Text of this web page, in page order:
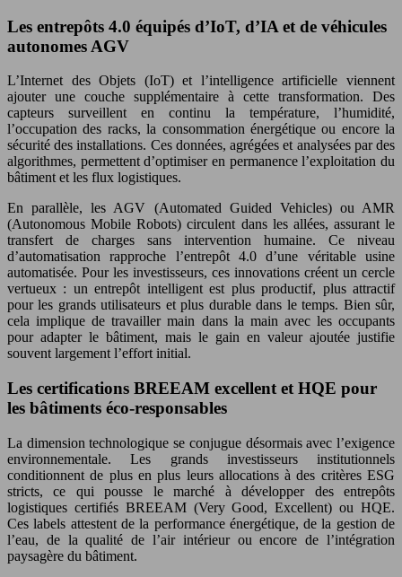
Les entrepôts 4.0 équipés d’IoT, d’IA et de véhicules
autonomes AGV
L’Internet des Objets (IoT) et l’intelligence artificielle viennent
ajouter une couche supplémentaire à cette transformation. Des
capteurs surveillent en continu la température, l’humidité,
l’occupation des racks, la consommation énergétique ou encore la
sécurité des installations. Ces données, agrégées et analysées par des
algorithmes, permettent d’optimiser en permanence l’exploitation du
bâtiment et les flux logistiques.
En parallèle, les AGV (Automated Guided Vehicles) ou AMR
(Autonomous Mobile Robots) circulent dans les allées, assurant le
transfert de charges sans intervention humaine. Ce niveau
d’automatisation rapproche l’entrepôt 4.0 d’une véritable usine
automatisée. Pour les investisseurs, ces innovations créent un cercle
vertueux : un entrepôt intelligent est plus productif, plus attractif
pour les grands utilisateurs et plus durable dans le temps. Bien sûr,
cela implique de travailler main dans la main avec les occupants
pour adapter le bâtiment, mais le gain en valeur ajoutée justifie
souvent largement l’effort initial.
Les certifications BREEAM excellent et HQE pour
les bâtiments éco-responsables
La dimension technologique se conjugue désormais avec l’exigence
environnementale. Les grands investisseurs institutionnels
conditionnent de plus en plus leurs allocations à des critères ESG
stricts, ce qui pousse le marché à développer des entrepôts
logistiques certifiés BREEAM (Very Good, Excellent) ou HQE.
Ces labels attestent de la performance énergétique, de la gestion de
l’eau, de la qualité de l’air intérieur ou encore de l’intégration
paysagère du bâtiment.